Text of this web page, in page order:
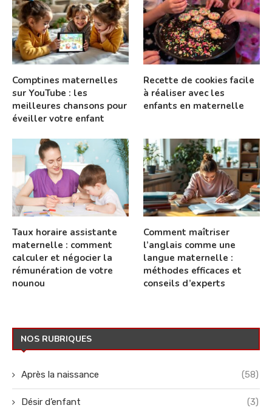
Comptines maternelles
sur YouTube : les
meilleures chansons pour
éveiller votre enfant
Recette de cookies facile
à réaliser avec les
enfants en maternelle
Taux horaire assistante
maternelle : comment
calculer et négocier la
rémunération de votre
nounou
Comment maîtriser
l’anglais comme une
langue maternelle :
méthodes efficaces et
conseils d’experts
NOS RUBRIQUES
Après la naissance (58)
Désir d’enfant (3)